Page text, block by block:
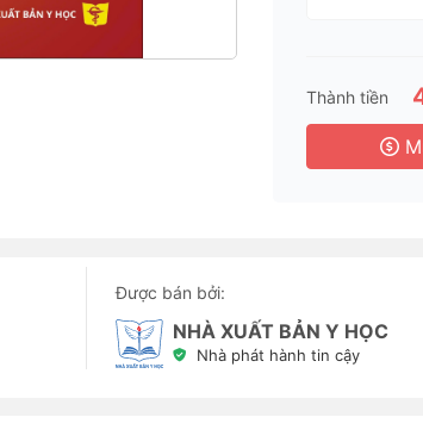
Thành tiền
Được bán bởi:
NHÀ XUẤT BẢN Y HỌC
Nhà phát hành tin cậy